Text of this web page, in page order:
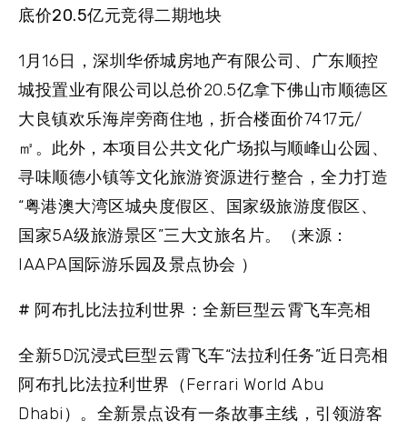
底价20.5亿元竞得二期地块
1月16日，深圳华侨城房地产有限公司、广东顺控
城投置业有限公司以总价20.5亿拿下佛山市顺德区
大良镇欢乐海岸旁商住地，折合楼面价7417元/
㎡。此外，本项目公共文化广场拟与顺峰山公园、
寻味顺德小镇等文化旅游资源进行整合，全力打造
“粤港澳大湾区城央度假区、国家级旅游度假区、
国家5A级旅游景区”三大文旅名片。（来源：
IAAPA国际游乐园及景点协会 ）
# 阿布扎比法拉利世界：全新巨型云霄飞车亮相
全新5D沉浸式巨型云霄飞车“法拉利任务”近日亮相
阿布扎比法拉利世界（Ferrari World Abu
Dhabi）。全新景点设有一条故事主线，引领游客